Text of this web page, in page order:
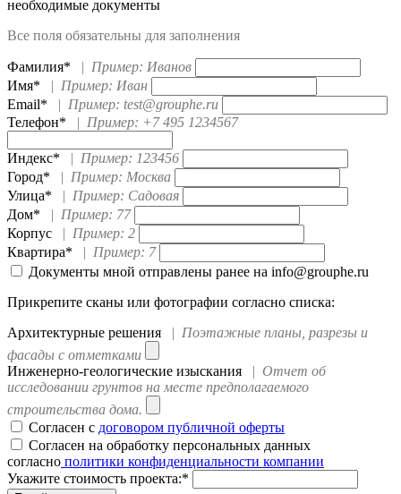
необходимые документы
Все поля обязательны для заполнения
Фамилия* | Пример: Иванов
Имя*
| Пример: Иван
Email*
| Пример: test@grouphe.ru
Телефон*
| Пример: +7 495 1234567
Индекс* | Пример: 123456
Город*
| Пример: Москва
Улица*
| Пример: Садовая
Дом*
| Пример: 77
Корпус
| Пример: 2
Квартира*
| Пример: 7
Документы мной отправлены ранее на info@grouphe.ru
Прикрепите сканы или фотографии согласно списка:
Архитектурные решения
| Поэтажные планы, разрезы и
фасады с отметками
Инженерно-геологические изыскания
| Отчет об
исследовании грунтов на месте предполагаемого
строительства дома.
Согласен с договором публичной оферты
Согласен на обработку персональных данных
согласно политики конфиденциальности компании
Укажите стоимость проекта:*